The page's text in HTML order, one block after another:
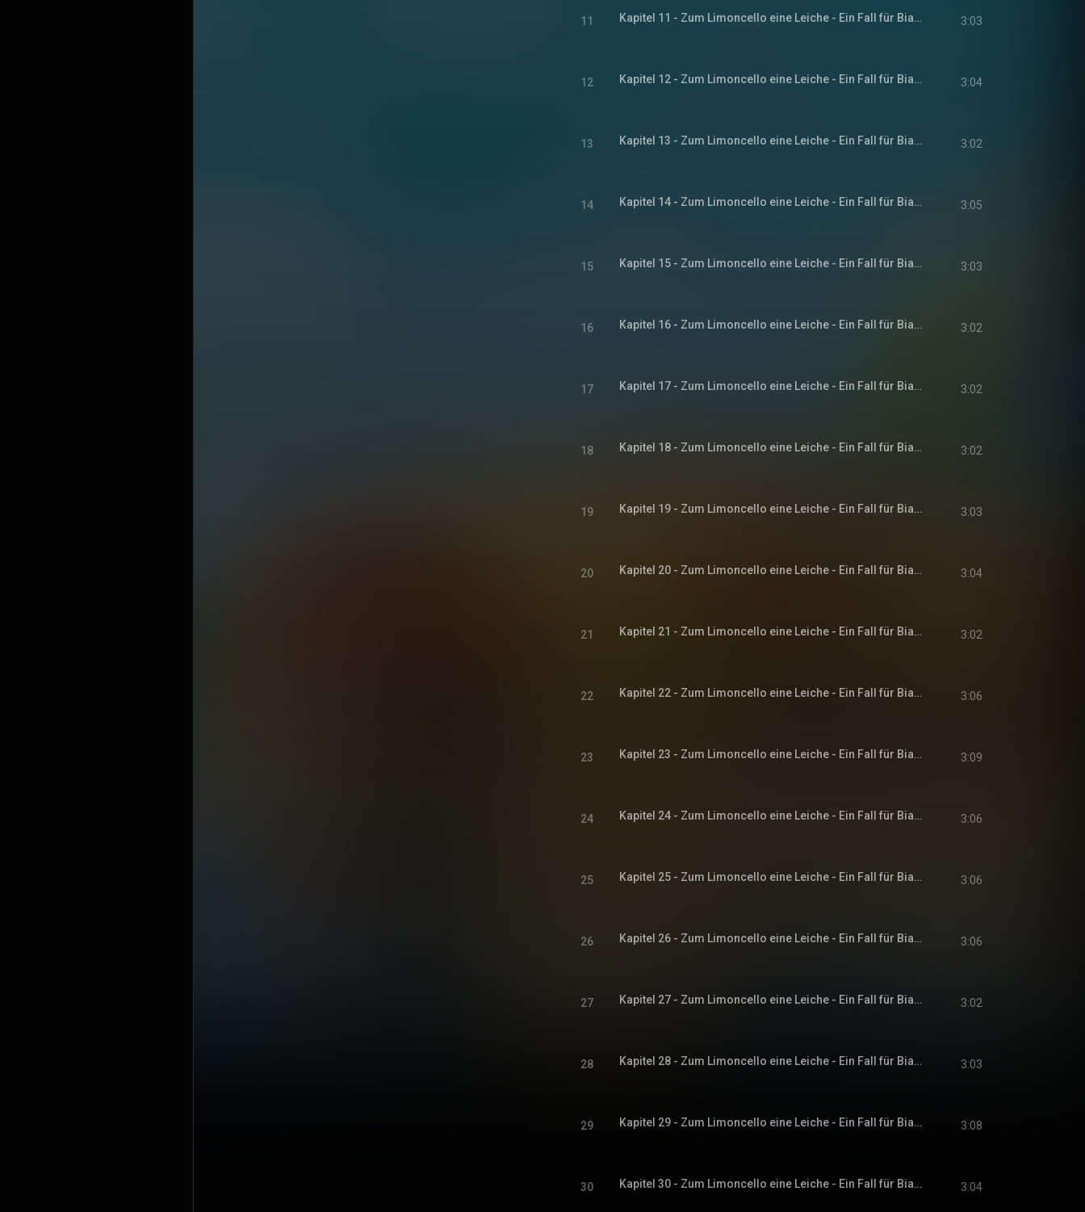
11 Kapitel 11 - Zum Limoncello eine Leiche - Ein Fall für Bianca Rossi, Band 1 3:03
12 Kapitel 12 - Zum Limoncello eine Leiche - Ein Fall für Bianca Rossi, Band 1 3:04
13 Kapitel 13 - Zum Limoncello eine Leiche - Ein Fall für Bianca Rossi, Band 1 3:02
14 Kapitel 14 - Zum Limoncello eine Leiche - Ein Fall für Bianca Rossi, Band 1 3:05
15 Kapitel 15 - Zum Limoncello eine Leiche - Ein Fall für Bianca Rossi, Band 1 3:03
16 Kapitel 16 - Zum Limoncello eine Leiche - Ein Fall für Bianca Rossi, Band 1 3:02
17 Kapitel 17 - Zum Limoncello eine Leiche - Ein Fall für Bianca Rossi, Band 1 3:02
18 Kapitel 18 - Zum Limoncello eine Leiche - Ein Fall für Bianca Rossi, Band 1 3:02
19 Kapitel 19 - Zum Limoncello eine Leiche - Ein Fall für Bianca Rossi, Band 1 3:03
20 Kapitel 20 - Zum Limoncello eine Leiche - Ein Fall für Bianca Rossi, Band 1 3:04
21 Kapitel 21 - Zum Limoncello eine Leiche - Ein Fall für Bianca Rossi, Band 1 3:02
22 Kapitel 22 - Zum Limoncello eine Leiche - Ein Fall für Bianca Rossi, Band 1 3:06
23 Kapitel 23 - Zum Limoncello eine Leiche - Ein Fall für Bianca Rossi, Band 1 3:09
24 Kapitel 24 - Zum Limoncello eine Leiche - Ein Fall für Bianca Rossi, Band 1 3:06
25 Kapitel 25 - Zum Limoncello eine Leiche - Ein Fall für Bianca Rossi, Band 1 3:06
26 Kapitel 26 - Zum Limoncello eine Leiche - Ein Fall für Bianca Rossi, Band 1 3:06
27 Kapitel 27 - Zum Limoncello eine Leiche - Ein Fall für Bianca Rossi, Band 1 3:02
28 Kapitel 28 - Zum Limoncello eine Leiche - Ein Fall für Bianca Rossi, Band 1 3:03
29 Kapitel 29 - Zum Limoncello eine Leiche - Ein Fall für Bianca Rossi, Band 1 3:08
30 Kapitel 30 - Zum Limoncello eine Leiche - Ein Fall für Bianca Rossi, Band 1 3:04